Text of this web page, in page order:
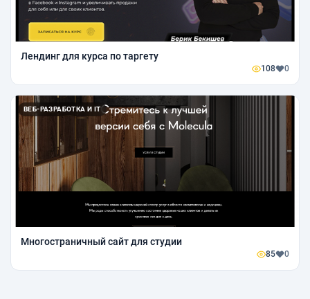
Лендинг для курса по таргету
108 0
ВЕБ-РАЗРАБОТКА И IT
Многостраничный сайт для студии
85 0